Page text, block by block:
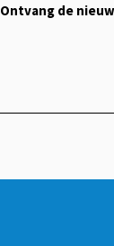
Ontvang de